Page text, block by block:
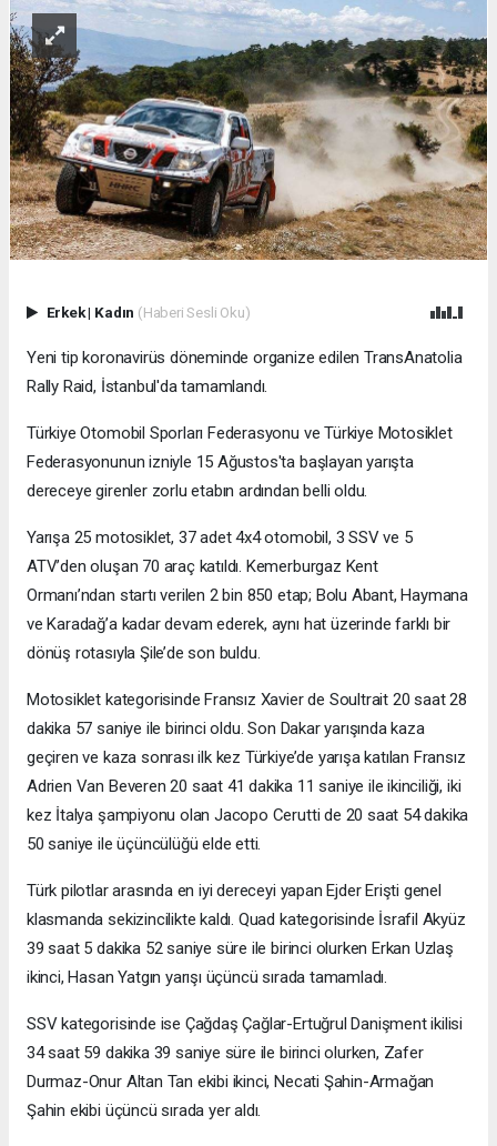
Erkek| Kadın (Haberi Sesli Oku)
Yeni tip koronavirüs döneminde organize edilen TransAnatolia
Rally Raid, İstanbul'da tamamlandı.
Türkiye Otomobil Sporları Federasyonu ve Türkiye Motosiklet
Federasyonunun izniyle 15 Ağustos'ta başlayan yarışta
dereceye girenler zorlu etabın ardından belli oldu.
Yarışa 25 motosiklet, 37 adet 4x4 otomobil, 3 SSV ve 5
ATV’den oluşan 70 araç katıldı. Kemerburgaz Kent
Ormanı’ndan startı verilen 2 bin 850 etap; Bolu Abant, Haymana
ve Karadağ’a kadar devam ederek, aynı hat üzerinde farklı bir
dönüş rotasıyla Şile’de son buldu.
Motosiklet kategorisinde Fransız Xavier de Soultrait 20 saat 28
dakika 57 saniye ile birinci oldu. Son Dakar yarışında kaza
geçiren ve kaza sonrası ilk kez Türkiye’de yarışa katılan Fransız
Adrien Van Beveren 20 saat 41 dakika 11 saniye ile ikinciliği, iki
kez İtalya şampiyonu olan Jacopo Cerutti de 20 saat 54 dakika
50 saniye ile üçüncülüğü elde etti.
Türk pilotlar arasında en iyi dereceyi yapan Ejder Erişti genel
klasmanda sekizincilikte kaldı. Quad kategorisinde İsrafil Akyüz
39 saat 5 dakika 52 saniye süre ile birinci olurken Erkan Uzlaş
ikinci, Hasan Yatgın yarışı üçüncü sırada tamamladı.
SSV kategorisinde ise Çağdaş Çağlar-Ertuğrul Danişment ikilisi
34 saat 59 dakika 39 saniye süre ile birinci olurken, Zafer
Durmaz-Onur Altan Tan ekibi ikinci, Necati Şahin-Armağan
Şahin ekibi üçüncü sırada yer aldı.